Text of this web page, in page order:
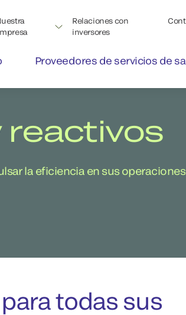
Relaciones con
inversores
Proveedores de servicios de
reactivos
la eficiencia en sus operaciones
todas sus